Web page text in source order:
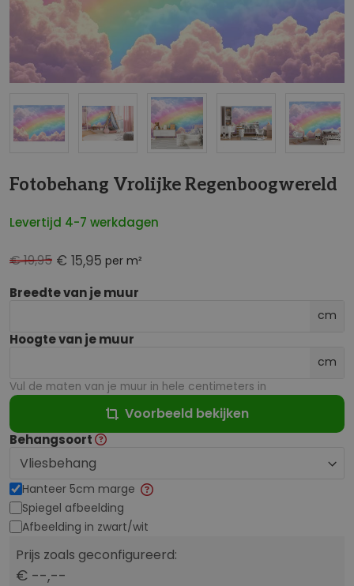
Fotobehang Vrolijke Regenboogwereld
Levertijd 4-7 werkdagen
€ 15,95 per m²
€ 19,95
Breedte van je muur
cm
Hoogte van je muur
cm
Vul de maten van je muur in hele centimeters in
Voorbeeld bekijken
Behangsoort
Hanteer 5cm marge
Spiegel afbeelding
Afbeelding in zwart/wit
Prijs zoals geconfigureerd:
€ --,--